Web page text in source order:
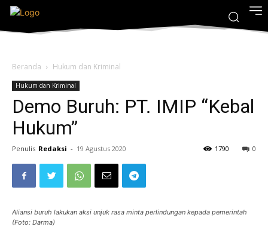
Beranda Hukum dan Kriminal
Hukum dan Kriminal
Demo Buruh: PT. IMIP “Kebal
Hukum”
Penulis Redaksi - 19 Agustus 2020 0
1790
Aliansi buruh lakukan aksi unjuk rasa minta perlindungan kepada pemerintah
(Foto: Darma)